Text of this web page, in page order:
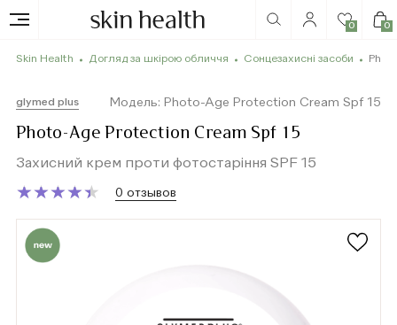
0 0
Skin Health Догляд за шкірою обличчя Сонцезахисні засоби
glymed plus Модель: Photo-Age Protection Cream Spf 15
Photo-Age Protection Cream Spf 15
Захисний крем проти фотостаріння SPF 15
★
★★
★★
★★
★★
★ 0 отзывов